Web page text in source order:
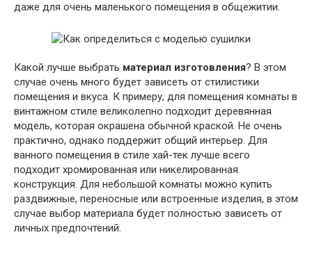
даже для очень маленького помещения в общежитии.
Какой лучше выбрать материал изготовления? В этом
случае очень много будет зависеть от стилистики
помещения и вкуса. К примеру, для помещения комнаты в
винтажном стиле великолепно подходит деревянная
модель, которая окрашена обычной краской. Не очень
практично, однако поддержит общий интерьер. Для
ванного помещения в стиле хай-тек лучше всего
подходит хромированная или никелированная
конструкция. Для небольшой комнаты можно купить
раздвижные, переносные или встроенные изделия, в этом
случае выбор материала будет полностью зависеть от
личных предпочтений.